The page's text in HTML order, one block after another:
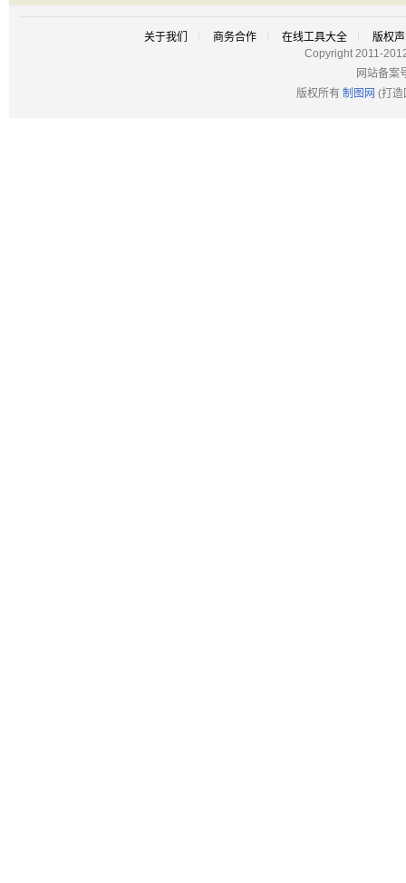
关于我们 商务合作 在线工具大全
版权
Copyright 2011-
网站备案
版权所有 制图网 (打造